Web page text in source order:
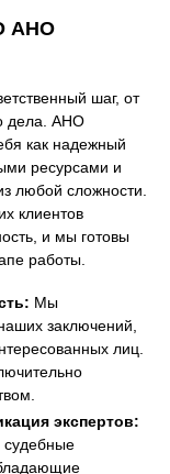
АНО
шаг, от
дела. АНО
как надежный
ресурсами и
любой сложности.
клиентов
и мы готовы
работы.
Мы
заключений,
лиц.
экспертов: